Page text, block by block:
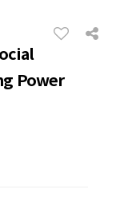
Power